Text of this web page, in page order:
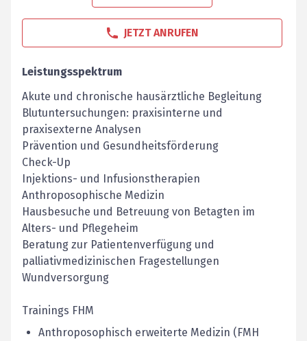
JETZT ANRUFEN
Leistungsspektrum
Akute und chronische hausärztliche Begleitung
Blutuntersuchungen: praxisinterne und
praxisexterne Analysen
Prävention und Gesundheitsförderung
Check-Up
Injektions- und Infusionstherapien
Anthroposophische Medizin
Hausbesuche und Betreuung von Betagten im
Alters- und Pflegeheim
Beratung zur Patientenverfügung und
palliativmedizinischen Fragestellungen
Wundversorgung
Trainings FHM
Anthroposophisch erweiterte Medizin (FMH